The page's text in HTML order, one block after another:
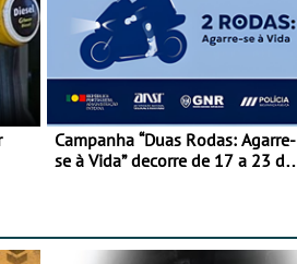
Campanha “Duas Rodas: Agarre-
se à Vida” decorre de 17 a 23 de